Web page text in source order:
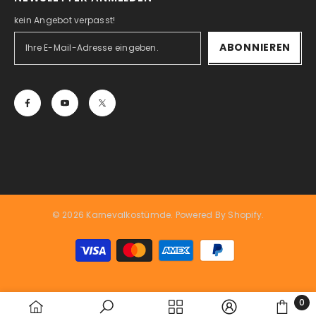
kein Angebot verpasst!
ABONNIEREN
© 2026 Karnevalkostümde. Powered By Shopify.
Zahlungsarten
0